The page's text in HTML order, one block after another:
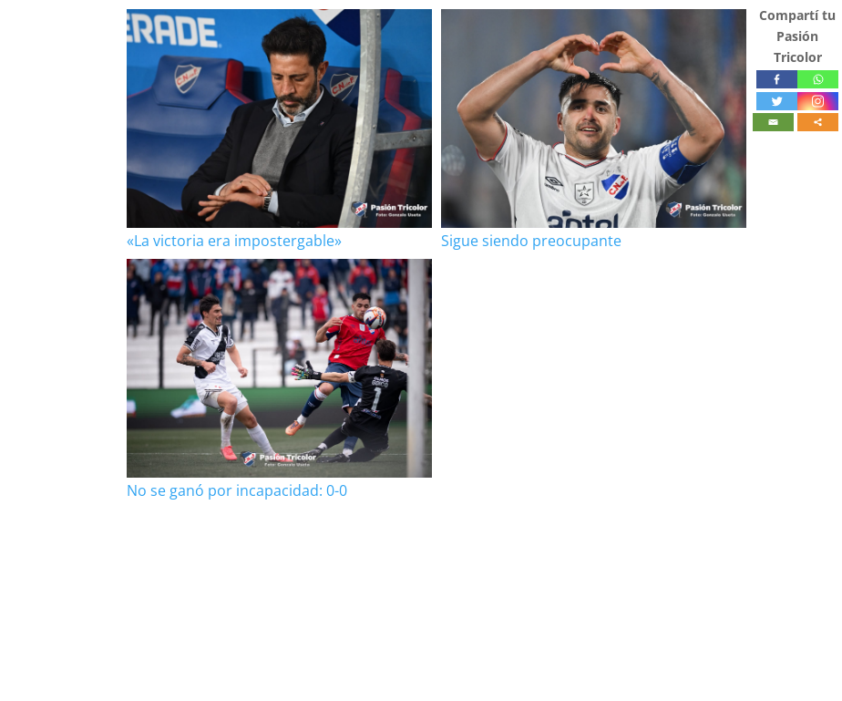
«La victoria era impostergable» Sigue siendo preocupante
No se ganó por incapacidad: 0-0
Compartí tu
Pasión
Tricolor